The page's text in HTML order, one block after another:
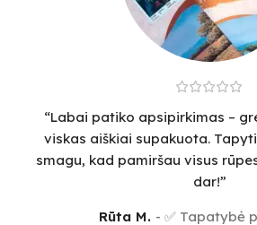
“Labai patiko apsipirkimas –
viskas aiškiai supakuota.
smagu, kad pamiršau visus
dar!”
Rūta M. ✅ Tapatybė